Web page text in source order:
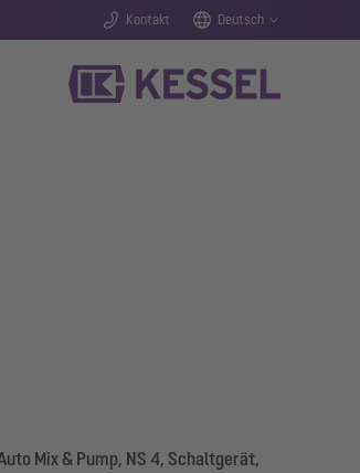
Kontakt Deutsch
Mix & Pump, NS 4, Schaltgerät,